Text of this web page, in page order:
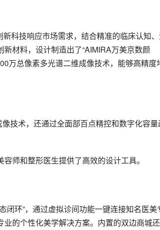
科技响应市场需求，结合精准的临床认知
材料，设计制造出了“AIMIRA万美京数颜
万总像素多光谱二维成像技术，能够高精度
技术，还通过全面部百点精控和数字化容量
师和整形医生提供了高效的设计工具。
闭环”，通过虚拟诊间功能一键连接知名医美
的个性化美学解决方案。内置的双边商城